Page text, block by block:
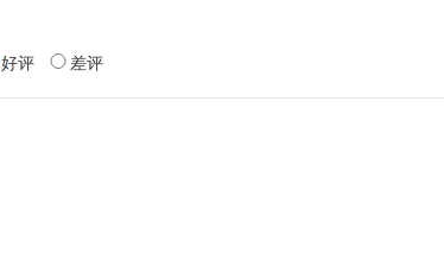
态，通电后会有蓝色灯光提示。防滑条下面印刷
的铭牌参数，型号：FD-F413BU4、技术参数：
好评 差评